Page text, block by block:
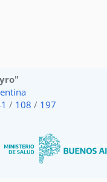
/ 108 / 197